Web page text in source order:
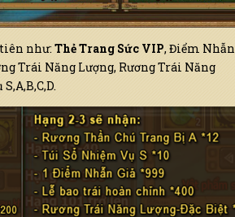
như: Thẻ Trang Sức VIP, Điểm Nhẫn
Trái Năng Lượng, Rương Trái Năng